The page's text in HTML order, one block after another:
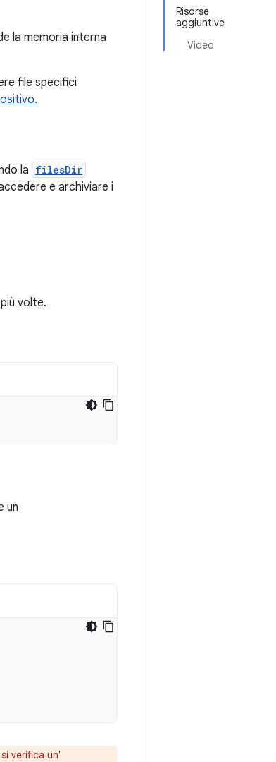
Risorse
aggiuntive
Video
la memoria interna
file specifici
la filesDir
e archiviare i
volte.
un
verifica un'